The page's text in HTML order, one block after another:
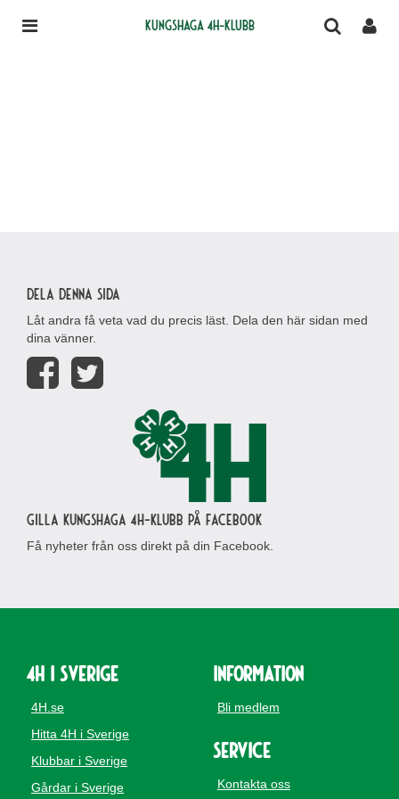
Kungshaga 4H-klubb
Dela denna sida
Låt andra få veta vad du precis läst. Dela den här sidan med
dina vänner.
Gilla Kungshaga 4H-klubb på Facebook
Få nyheter från oss direkt på din Facebook.
4H i Sverige
4H.se
Hitta 4H i Sverige
Klubbar i Sverige
Gårdar i Sverige
Information
Bli medlem
Service
Kontakta oss